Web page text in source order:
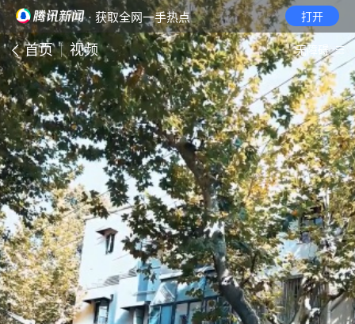
· 获取全网一手热点 打开
首页 视频 无障碍